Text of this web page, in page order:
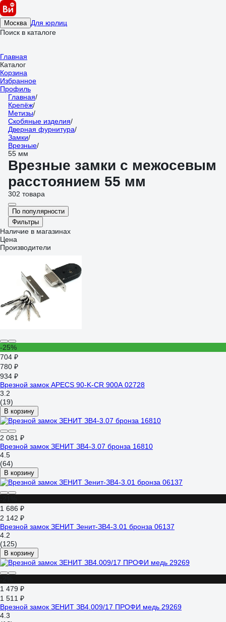
Москва Для юрлиц
Поиск в каталоге
Главная
Каталог
Корзина
Избранное
Профиль
Главная/
Крепёж/
Метизы/
Скобяные изделия/
Дверная фурнитура/
Замки/
Врезные/
55 мм
Врезные замки с межосевым
расстоянием 55 мм
302 товара
По популярности
Фильтры
Наличие в магазинах
Цена
Производители
-25%
704 ₽
780 ₽
934 ₽
Врезной замок APECS 90-K-CR 900A 02728
3.2
(19)
В корзину
2 081 ₽
Врезной замок ЗЕНИТ ЗВ4-3.07 бронза 16810
4.5
(64)
В корзину
1 686 ₽
2 142 ₽
Врезной замок ЗЕНИТ Зенит-ЗВ4-3.01 бронза 06137
4.2
(125)
В корзину
1 479 ₽
1 511 ₽
Врезной замок ЗЕНИТ ЗВ4.009/17 ПРОФИ медь 29269
4.3